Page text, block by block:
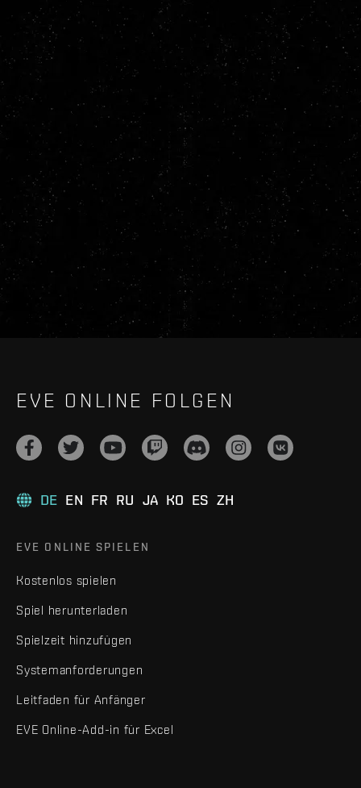
EVE ONLINE FOLGEN
DE EN FR RU JA KO ES ZH
EVE ONLINE SPIELEN
Kostenlos spielen
Spiel herunterladen
Spielzeit hinzufügen
Systemanforderungen
Leitfaden für Anfänger
EVE Online-Add-in für Excel